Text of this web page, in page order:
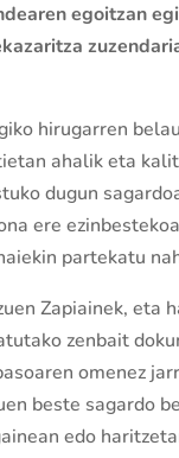
egoitzan
hirugarren
ahalik eta
dugun
ere
partekatu
Zapiainek, eta
zenbait
omenez
beste sagardo
edo